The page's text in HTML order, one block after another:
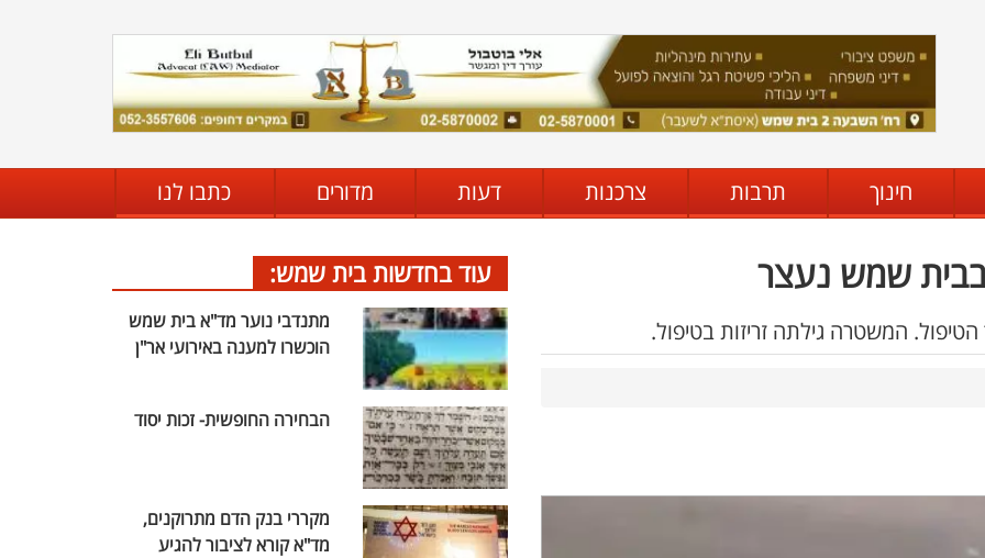
חינוך תרבות צרכנות דעות מדורים כתבו לנו
שמש נעצר
המשטרה גילתה זריזות בטיפול.
עוד בחדשות בית שמש:
מתנדבי נוער מד"א בית שמש
הוכשרו למענה באירועי אר"ן
הבחירה החופשית- זכות יסוד
מקררי בנק הדם מתרוקנים,
מד"א קורא לציבור להגיע